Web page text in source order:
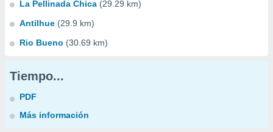
La Pellinada Chica (29.29 km)
Antilhue (29.9 km)
Rio Bueno (30.69 km)
Tiempo...
PDF
Más información